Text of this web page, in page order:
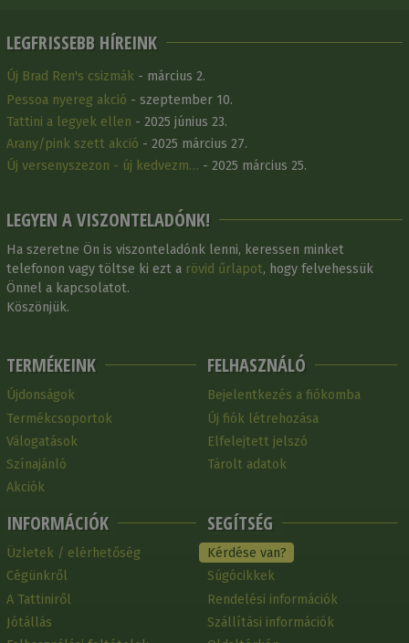
LEGFRISSEBB HÍREINK
Új Brad Ren's csizmák - március 2.
Pessoa nyereg akció - szeptember 10.
Tattini a legyek ellen - 2025 június 23.
Arany/pink szett akció - 2025 március 27.
Új versenyszezon - új kedvezm… - 2025 március 25.
LEGYEN A VISZONTELADÓNK!
Ha szeretne Ön is viszonteladónk lenni, keressen minket
telefonon vagy töltse ki ezt a rövid űrlapot, hogy felvehessük
Önnel a kapcsolatot.
Köszönjük.
TERMÉKEINK
Újdonságok
Termékcsoportok
Válogatások
Színajánló
Akciók
INFORMÁCIÓK
Üzletek / elérhetőség
Cégünkről
A Tattiniről
Jótállás
FELHASZNÁLÓ
Bejelentkezés a fiókomba
Új fiók létrehozása
Elfelejtett jelszó
Tárolt adatok
SEGÍTSÉG
Kérdése van?
Súgócikkek
Rendelési információk
Szállítási információk